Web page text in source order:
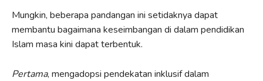
Mungkin, beberapa pandangan ini setidaknya dapat
membantu bagaimana keseimbangan di dalam pendidikan
Islam masa kini dapat terbentuk.
Pertama, mengadopsi pendekatan inklusif dalam